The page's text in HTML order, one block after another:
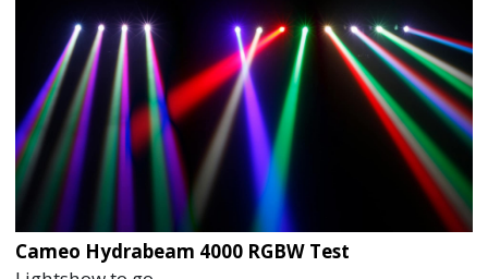
Cameo Hydrabeam 4000 RGBW Test